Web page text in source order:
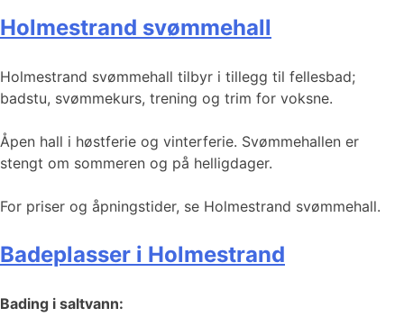
Holmestrand svømmehall
Holmestrand svømmehall tilbyr i tillegg til fellesbad;
badstu, svømmekurs, trening og trim for voksne.
Åpen hall i høstferie og vinterferie. Svømmehallen er
stengt om sommeren og på helligdager.
For priser og åpningstider, se Holmestrand svømmehall.
Badeplasser i Holmestrand
Bading i saltvann: